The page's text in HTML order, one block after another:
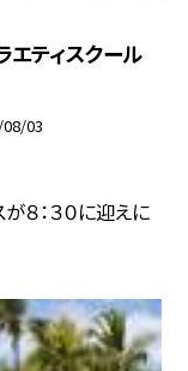
エティスクール
03
８：３０に迎えに